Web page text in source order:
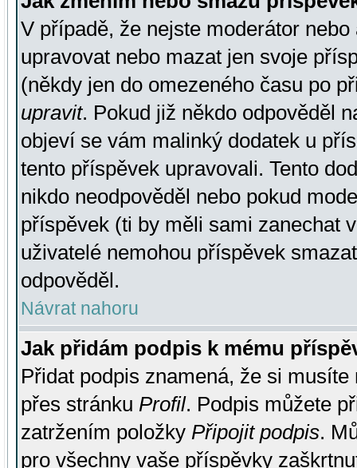
V případě, že nejste moderátor
upravovat nebo mazat jen svoje
(někdy jen do omezeného času po
upravit. Pokud již někdo odpověděl
objeví se vám malinký dodatek u
tento příspěvek upravovali. Tento
nikdo neodpověděl nebo pokud
příspěvek (ti by měli sami zanechat
uživatelé nemohou příspěvek
odpověděl.
Návrat nahoru
Jak přidám podpis k mému
Přidat podpis znamená, že si
přes stránku Profil. Podpis můžete
zatržením položky Připojit podpis.
pro všechny vaše příspěvky